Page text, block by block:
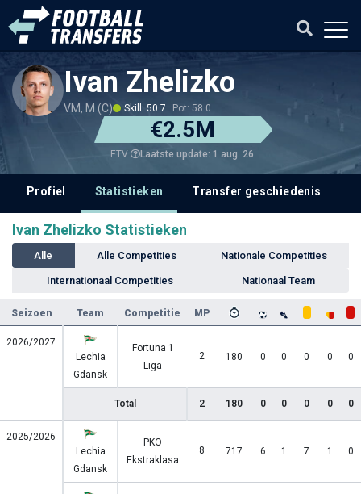
Ivan Zhelizko
VM, M (C) Skill: 50.7 Pot: 58.0
€2.5M
ETV Laatste update: 1 aug. 26
Profiel Statistieken Transfer geschiedenis
Ivan Zhelizko Statistieken
Alle Alle Competities Nationale Competities
Internationaal Competities Nationaal Team
Seizoen Team Competitie MP
2026/2027
Lechia
Gdansk
Fortuna 1
Liga
2 180 0 0 0 0 0
Total 2 180 0 0 0 0 0
2025/2026
Lechia
Gdansk
PKO
Ekstraklasa
8 717 6 1 7 1 0